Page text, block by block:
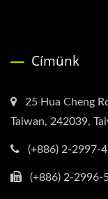
Címünk
25 Hua Cheng
Taiwan, 242039,
(+886) 2-2997-
(+886) 2-2996-